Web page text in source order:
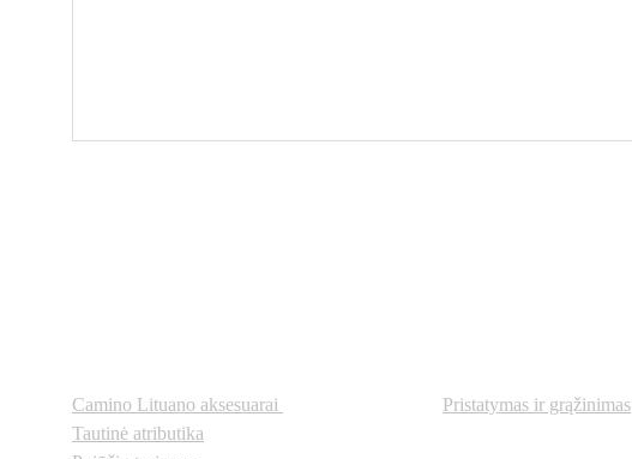
Camino Lituano aksesuarai
Tautinė atributika
Pristatymas ir grąžinimas